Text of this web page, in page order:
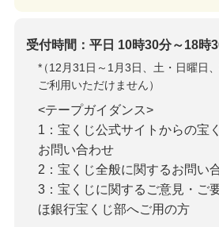
受付時間：平日 10時30分～18時
*
（12月31日～1月3日、土・日曜日
ご利用いただけません）
<テープガイダンス>
1：宝くじ公式サイトからの宝
お問い合わせ
2：宝くじ全般に関するお問い
3：宝くじに関するご意見・ご
ほ銀行宝くじ部へご用の方